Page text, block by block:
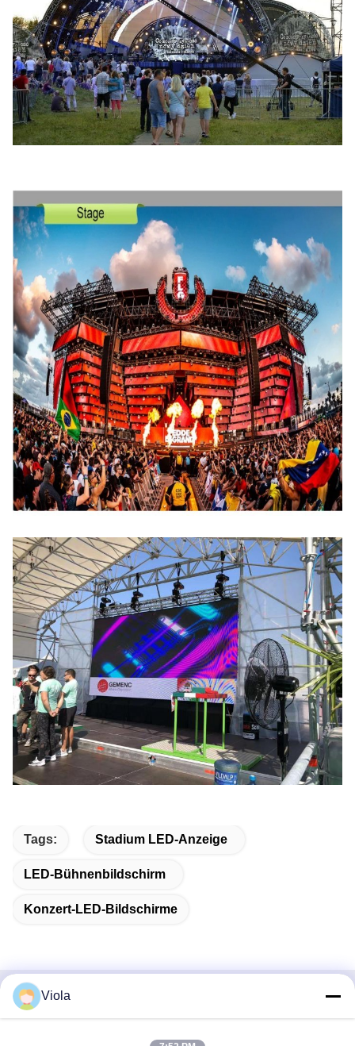
Tags: Stadium LED-Anzeige
LED-Bühnenbildschirm
Konzert-LED-Bildschirme
Schnellkontakt
Viola